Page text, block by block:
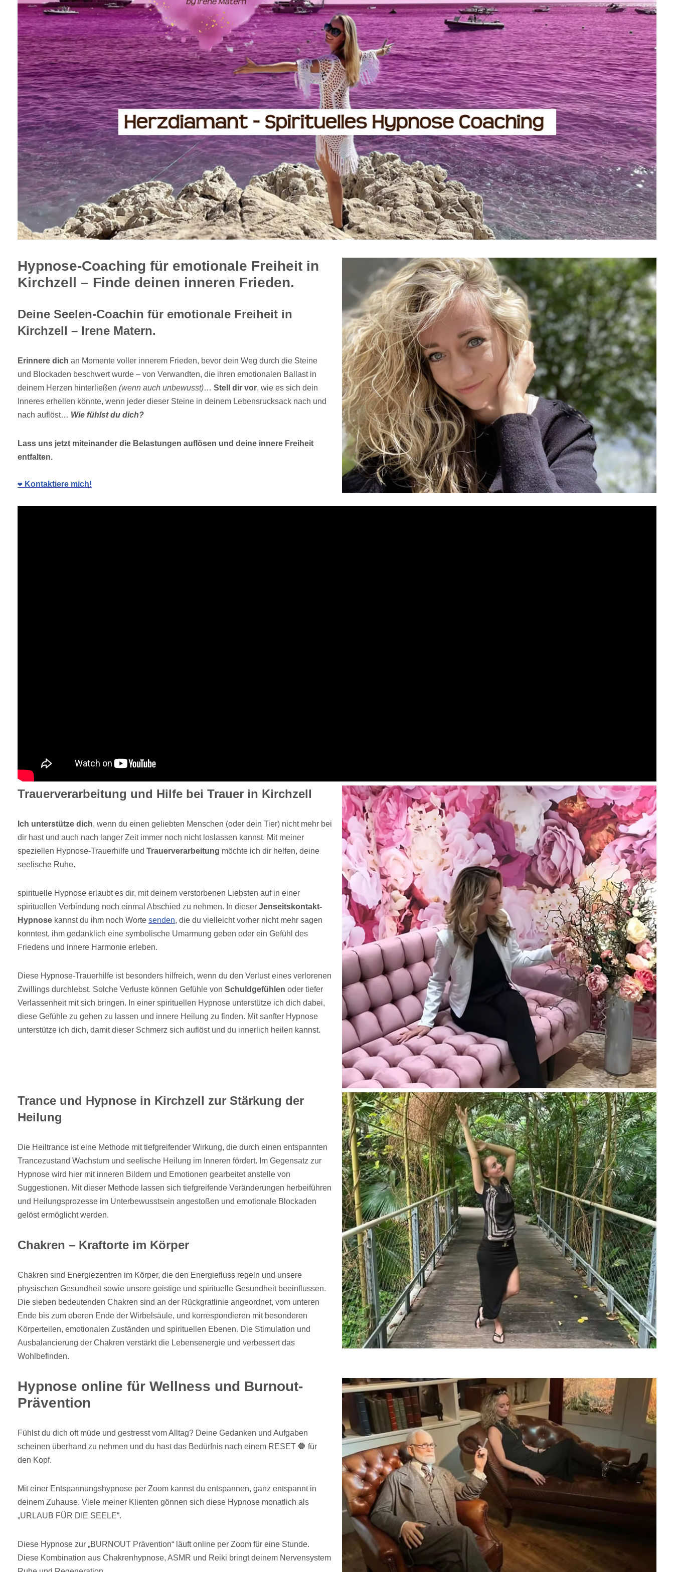
Hypnose-Coaching für emotionale Freiheit in
Kirchzell – Finde deinen inneren Frieden.
Deine Seelen-Coachin für emotionale Freiheit in
Kirchzell – Irene Matern.
Erinnere dich an Momente voller innerem Frieden, bevor dein Weg durch die Steine
und Blockaden beschwert wurde – von Verwandten, die ihren emotionalen Ballast in
deinem Herzen hinterließen (wenn auch unbewusst)… Stell dir vor, wie es sich dein
Inneres erhellen könnte, wenn jeder dieser Steine in deinem Lebensrucksack nach und
nach auflöst… Wie fühlst du dich?
Lass uns jetzt miteinander die Belastungen auflösen und deine innere Freiheit
entfalten.
❤️ Kontaktiere mich!
Trauerverarbeitung und Hilfe bei Trauer in Kirchzell
Ich unterstütze dich, wenn du einen geliebten Menschen (oder dein Tier) nicht mehr bei
dir hast und auch nach langer Zeit immer noch nicht loslassen kannst. Mit meiner
speziellen Hypnose-Trauerhilfe und Trauerverarbeitung möchte ich dir helfen, deine
seelische Ruhe.
spirituelle Hypnose erlaubt es dir, mit deinem verstorbenen Liebsten auf in einer
spirituellen Verbindung noch einmal Abschied zu nehmen. In dieser Jenseitskontakt-
Hypnose kannst du ihm noch Worte senden, die du vielleicht vorher nicht mehr sagen
konntest, ihm gedanklich eine symbolische Umarmung geben oder ein Gefühl des
Friedens und innere Harmonie erleben.
Diese Hypnose-Trauerhilfe ist besonders hilfreich, wenn du den Verlust eines verlorenen
Zwillings durchlebst. Solche Verluste können Gefühle von Schuldgefühlen oder tiefer
Verlassenheit mit sich bringen. In einer spirituellen Hypnose unterstütze ich dich dabei,
diese Gefühle zu gehen zu lassen und innere Heilung zu finden. Mit sanfter Hypnose
unterstütze ich dich, damit dieser Schmerz sich auflöst und du innerlich heilen kannst.
Trance und Hypnose in Kirchzell zur Stärkung der
Heilung
Die Heiltrance ist eine Methode mit tiefgreifender Wirkung, die durch einen entspannten
Trancezustand Wachstum und seelische Heilung im Inneren fördert. Im Gegensatz zur
Hypnose wird hier mit inneren Bildern und Emotionen gearbeitet anstelle von
Suggestionen. Mit dieser Methode lassen sich tiefgreifende Veränderungen herbeiführen
und Heilungsprozesse im Unterbewusstsein angestoßen und emotionale Blockaden
gelöst ermöglicht werden.
Chakren – Kraftorte im Körper
Chakren sind Energiezentren im Körper, die den Energiefluss regeln und unsere
physischen Gesundheit sowie unsere geistige und spirituelle Gesundheit beeinflussen.
Die sieben bedeutenden Chakren sind an der Rückgratlinie angeordnet, vom unteren
Ende bis zum oberen Ende der Wirbelsäule, und korrespondieren mit besonderen
Körperteilen, emotionalen Zuständen und spirituellen Ebenen. Die Stimulation und
Ausbalancierung der Chakren verstärkt die Lebensenergie und verbessert das
Wohlbefinden.
Hypnose online für Wellness und Burnout-
Prävention
Fühlst du dich oft müde und gestresst vom Alltag? Deine Gedanken und Aufgaben
scheinen überhand zu nehmen und du hast das Bedürfnis nach einem RESET 🛑 für
den Kopf.
Mit einer Entspannungshypnose per Zoom kannst du entspannen, ganz entspannt in
deinem Zuhause. Viele meiner Klienten gönnen sich diese Hypnose monatlich als
„URLAUB FÜR DIE SEELE“.
Diese Hypnose zur „BURNOUT Prävention“ läuft online per Zoom für eine Stunde.
Diese Kombination aus Chakrenhypnose, ASMR und Reiki bringt deinem Nervensystem